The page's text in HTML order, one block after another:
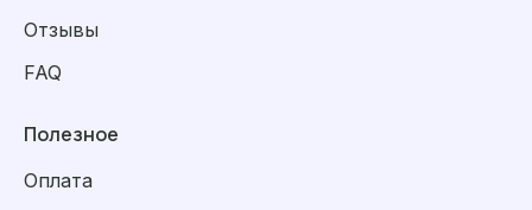
Отзывы
FAQ
Полезное
Оплата